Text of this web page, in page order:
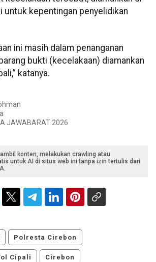
untuk kepentingan penyelidikan
ini masih dalam penanganan
bukti (kecelakaan) diamankan
katanya.
JAWABARAT 2026
konten, melakukan crawling atau
untuk AI di situs web ini tanpa izin tertulis dari
Polresta Cirebon
Cipali Cirebon